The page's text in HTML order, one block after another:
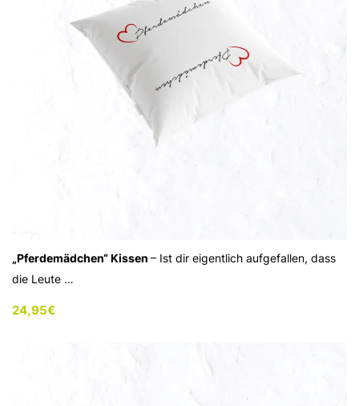
„Pferdemädchen“ Kissen – Ist dir eigentlich aufgefallen, dass
die Leute …
24,95€